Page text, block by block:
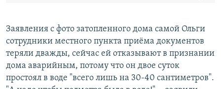
Заявления с фото затопленного дома самой Ольги
сотрудники местного пункта приёма документов
теряли дважды, сейчас ей отказывают в признании
дома аварийным, потому что он двое суток
простоял в воде "всего лишь на 30-40 сантиметров".